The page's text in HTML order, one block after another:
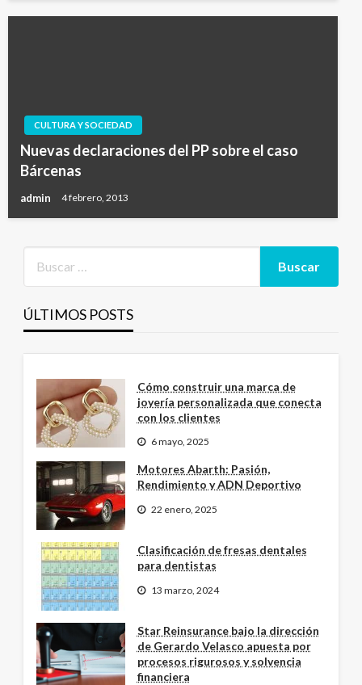
CULTURA Y SOCIEDAD
Nuevas declaraciones del PP sobre el caso
Bárcenas
admin 4 febrero, 2013
ÚLTIMOS POSTS
Cómo construir una marca de
joyería personalizada que conecta
con los clientes
6 mayo, 2025
Motores Abarth: Pasión,
Rendimiento y ADN Deportivo
22 enero, 2025
Clasificación de fresas dentales
para dentistas
13 marzo, 2024
Star Reinsurance bajo la dirección
de Gerardo Velasco apuesta por
procesos rigurosos y solvencia
financiera